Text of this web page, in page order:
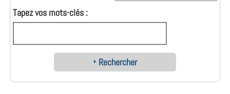
Tapez vos mots-clés :
Rechercher